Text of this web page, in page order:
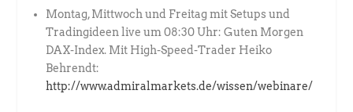
Montag, Mittwoch und Freitag mit Setups und
Tradingideen live um 08:30 Uhr: Guten Morgen
DAX-Index. Mit High-Speed-Trader Heiko
Behrendt:
http://www.admiralmarkets.de/wissen/webinare/